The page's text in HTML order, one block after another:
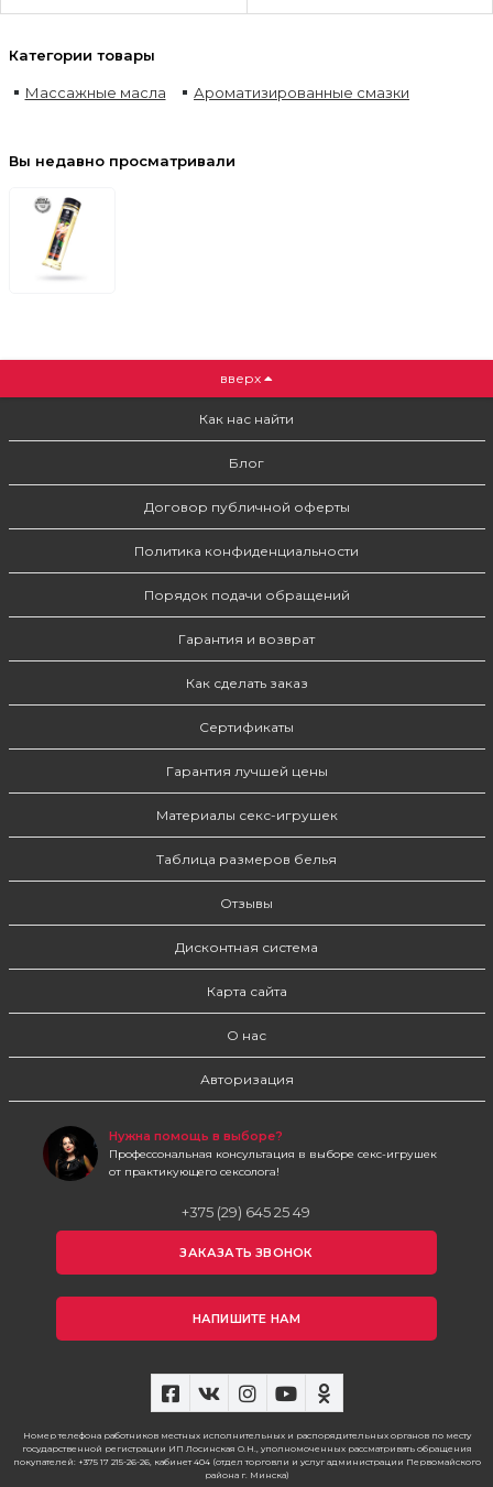
Категории товары
Массажные масла Ароматизированные смазки
Вы недавно просматривали
вверх
Как нас найти
Блог
Договор публичной оферты
Политика конфиденциальности
Порядок подачи обращений
Гарантия и возврат
Как сделать заказ
Сертификаты
Гарантия лучшей цены
Материалы секс-игрушек
Таблица размеров белья
Отзывы
Дисконтная система
Карта сайта
О нас
Авторизация
Нужна помощь в выборе?
Профессональная консультация в выборе секс-игрушек
от практикующего сексолога!
+375 (29) 645 25 49
ЗАКАЗАТЬ ЗВОНОК
НАПИШИТЕ НАМ
Номер телефона работников местных исполнительных и распорядительных органов по месту
государственной регистрации ИП Лосинская О.Н., уполномоченных рассматривать обращения
покупателей: +375 17 215-26-26, кабинет 404 (отдел торговли и услуг администрации Первомайского
района г. Минска)